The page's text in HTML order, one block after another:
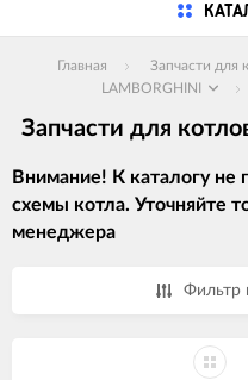
Главная
Запчасти для
LAMBORGHINI
Запчасти для
Внимание! К каталогу не
схемы котла. Уточняйте
менеджера
Фильтр